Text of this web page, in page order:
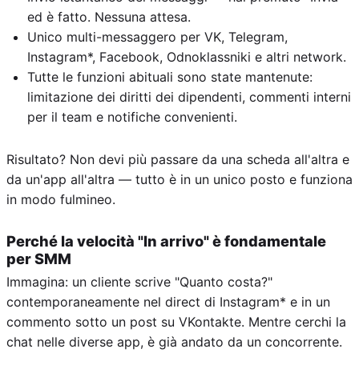
ed è fatto. Nessuna attesa.
Unico multi-messaggero per VK, Telegram,
Instagram*, Facebook, Odnoklassniki e altri network.
Tutte le funzioni abituali sono state mantenute:
limitazione dei diritti dei dipendenti, commenti interni
per il team e notifiche convenienti.
Risultato? Non devi più passare da una scheda all'altra e
da un'app all'altra — tutto è in un unico posto e funziona
in modo fulmineo.
Perché la velocità "In arrivo" è fondamentale
per SMM
Immagina: un cliente scrive "Quanto costa?"
contemporaneamente nel direct di Instagram* e in un
commento sotto un post su VKontakte. Mentre cerchi la
chat nelle diverse app, è già andato da un concorrente.